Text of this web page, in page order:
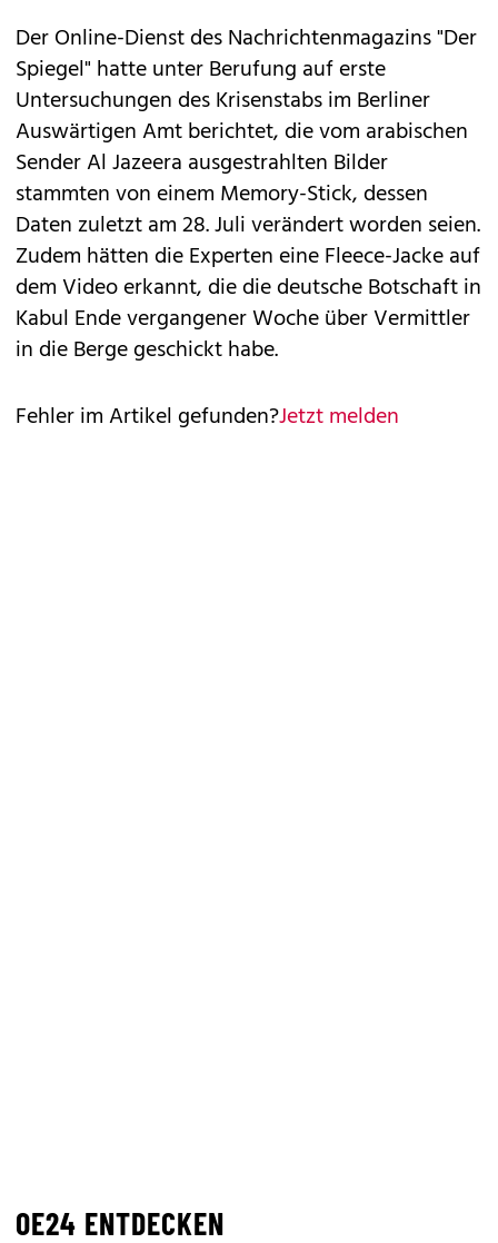
Der Online-Dienst des Nachrichtenmagazins "Der
Spiegel" hatte unter Berufung auf erste
Untersuchungen des Krisenstabs im Berliner
Auswärtigen Amt berichtet, die vom arabischen
Sender Al Jazeera ausgestrahlten Bilder
stammten von einem Memory-Stick, dessen
Daten zuletzt am 28. Juli verändert worden seien.
Zudem hätten die Experten eine Fleece-Jacke auf
dem Video erkannt, die die deutsche Botschaft in
Kabul Ende vergangener Woche über Vermittler
in die Berge geschickt habe.
Fehler im Artikel gefunden?Jetzt melden
OE24 ENTDECKEN